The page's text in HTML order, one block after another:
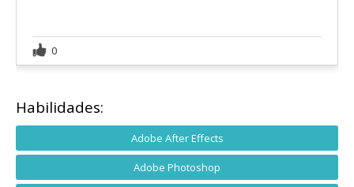
0
Habilidades:
Adobe After Effects
Adobe Photoshop